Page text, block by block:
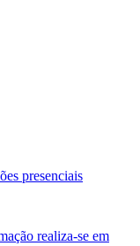
presenciais
realiza-se em